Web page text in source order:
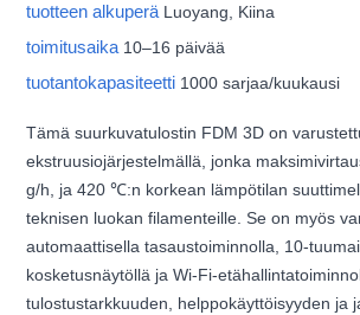
tuotteen alkuperä Luoyang, Kiina
toimitusaika 10–16 päivää
tuotantokapasiteetti 1000 sarjaa/kuukausi
Tämä suurkuvatulostin FDM 3D on
ekstruusiojärjestelmällä, jonka
g/h, ja 420 ℃:n korkean lämpötilan
teknisen luokan filamenteille. Se on myös
automaattisella tasaustoiminnolla, 10-
kosketusnäytöllä ja Wi-Fi-
tulostustarkkuuden, helppokäyttöisyyden ja